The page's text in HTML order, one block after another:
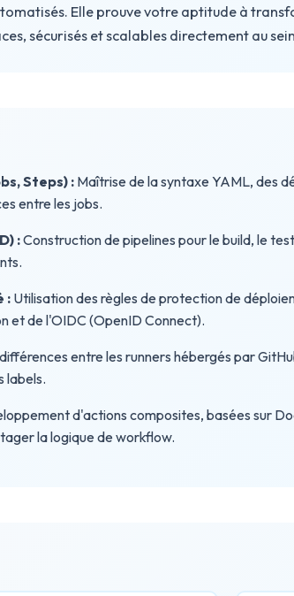
Elle prouve votre aptitude à
sécurisés et scalables directement au
Steps) : Maîtrise de la syntaxe YAML, des
entre les jobs.
:Construction de pipelines pour le build, le
: Utilisation des règles de protection de
et de l'OIDC (OpenID Connect).
entre les runners hébergés par
labels.
d'actions composites, basées sur
la logique de workflow.